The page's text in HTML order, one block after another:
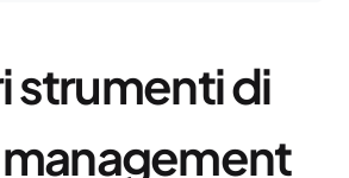
strumenti di